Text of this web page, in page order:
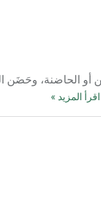
الحاضنة، وحَضَن
اقرأ المزيد »